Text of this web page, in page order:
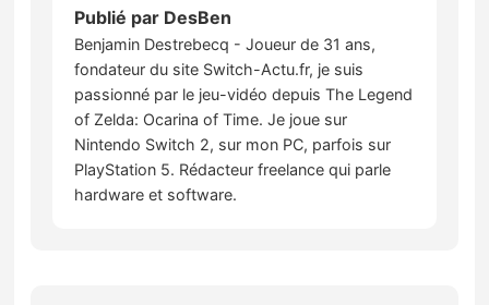
Publié par DesBen
Benjamin Destrebecq - Joueur de 31 ans,
fondateur du site Switch-Actu.fr, je suis
passionné par le jeu-vidéo depuis The Legend
of Zelda: Ocarina of Time. Je joue sur
Nintendo Switch 2, sur mon PC, parfois sur
PlayStation 5. Rédacteur freelance qui parle
hardware et software.